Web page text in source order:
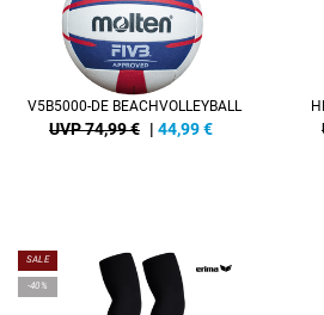
V5B5000-DE BEACHVOLLEYBALL
UVP 74,99 € | 44,99€
SALE
-40%